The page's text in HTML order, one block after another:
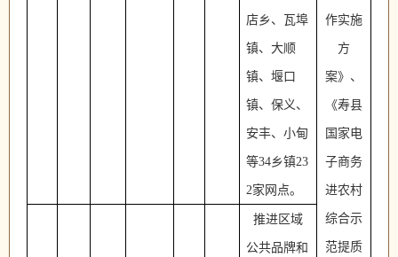
作实施
方
案》、
《寿县
国家电
子商务
进农村
综合示
范提质
店乡、瓦埠
镇、大顺
镇、堰口
镇、保义、
安丰、小甸
等34乡镇23
2家网点。
推进区域
公共品牌和